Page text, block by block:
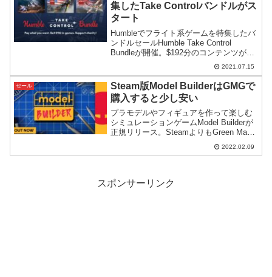
集したTake Controlバンドルがス
タート
Humbleでフライト系ゲームを特集したバ
ンドルセールHumble Take Control
Bundleが開催。$192分のコンテンツが最
高額コース$12の設定で販売されていま
す。※一部内容に注意が必要かもしれま
せん。
2021.07.15
セール
Steam版Model BuilderはGMGで
購入すると少し安い
プラモデルやフィギュアを作って楽しむ
シミュレーションゲームModel Builderが
正規リリース。SteamよりもGreen Man
Gaming(GMGは)で購入したほうが少しだ
2022.02.09
スポンサーリンク